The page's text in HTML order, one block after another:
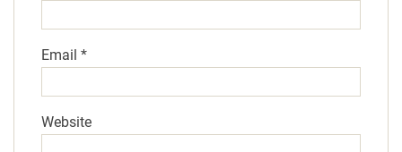
Email *
Website